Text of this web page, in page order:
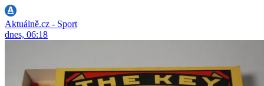
Aktuálně.cz - Sport
dnes, 06:18